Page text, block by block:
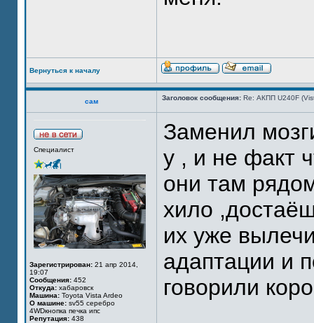
Вернуться к началу
сам Заголовок сообщения: Re: АКПП U240F
Специалист
Зарегистрирован: 21 апр 2014,
19:07
Сообщения: 452
Откуда: хабаровск
Машина: Toyota Vista Ardeo
О машине: sv55 серебро
4WDкнопка печка ипс
Репутация: 438
Заменил
у , и не факт
они там
хило
их уже
адаптации и
говорили